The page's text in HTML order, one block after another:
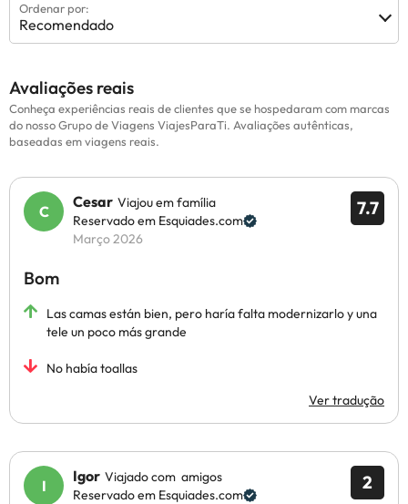
Ordenar por:
Recomendado
Avaliações reais
Conheça experiências reais de clientes que se hospedaram com marcas
do nosso Grupo de Viagens ViajesParaTi. Avaliações autênticas,
baseadas em viagens reais.
7.7
Cesar Viajou em família
Reservado em Esquiades.com
Março 2026
Bom
Las camas están bien, pero haría falta modernizarlo y una
tele un poco más grande
No había toallas
Ver tradução
2
Igor Viajado com amigos
Reservado em Esquiades.com